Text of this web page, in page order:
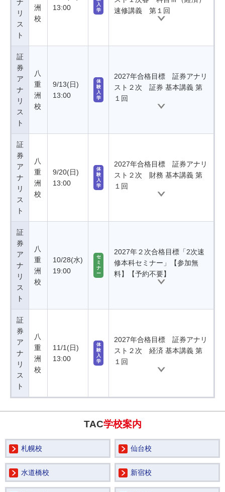
ナ
リ
ス
ト
洲
校
13:00
入
学
速修講義 第１回
証
券
ア
ナ
リ
ス
ト
八
重
洲
校
9/13(日)
13:00
体
験
入
学
2027年合格目標 証券アナリ
スト２次 証券 基本講義 第
１回
証
券
ア
ナ
リ
ス
ト
八
重
洲
校
9/20(日)
13:00
体
験
入
学
2027年合格目標 証券アナリ
スト２次 財務 基本講義 第
１回
証
券
ア
ナ
リ
ス
ト
八
重
洲
校
10/28(水)
19:00
セ
ミ
ナ
ー
2027年２次合格目標「2次速
修本科セミナー」【参加無
料】【予約不要】
証
券
ア
ナ
リ
ス
ト
八
重
洲
校
11/1(日)
13:00
体
験
入
学
2027年合格目標 証券アナリ
スト２次 経済 基本講義 第
１回
TAC学校案内
札幌校 仙台校
水道橋校 新宿校